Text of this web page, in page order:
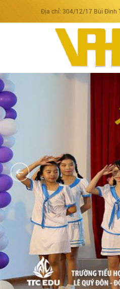
Địa chỉ: 304/12/17 Bùi Đình